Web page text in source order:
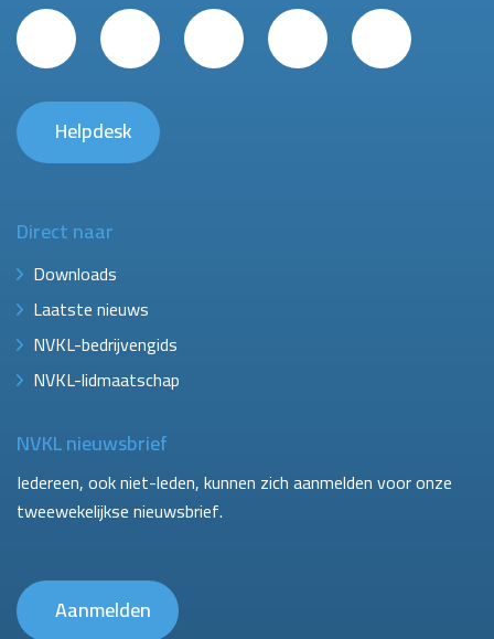
Helpdesk
Direct naar
Downloads
Laatste nieuws
NVKL-bedrijvengids
NVKL-lidmaatschap
NVKL nieuwsbrief
Iedereen, ook niet-leden, kunnen zich aanmelden voor onze
tweewekelijkse nieuwsbrief.
Aanmelden